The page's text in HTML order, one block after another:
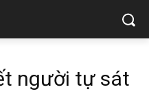
người tự sát